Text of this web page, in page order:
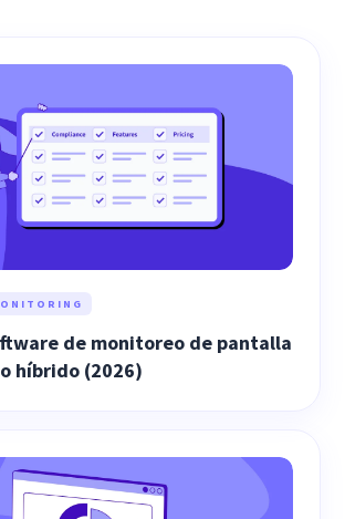
de monitoreo de pantalla
híbrido (2026)